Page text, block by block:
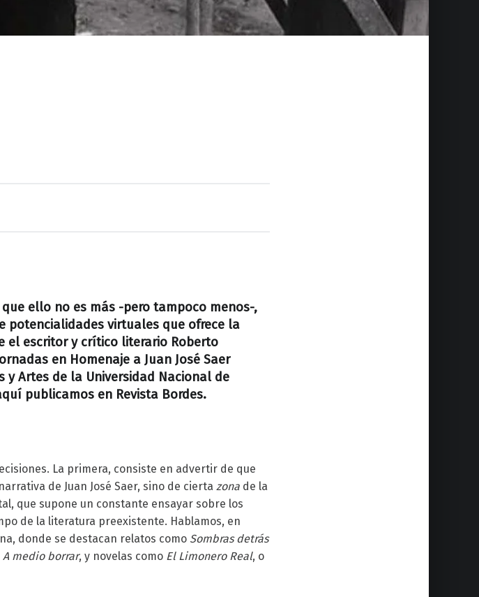
que ello no es más -pero tampoco menos-,
potencialidades virtuales que ofrece la
el escritor y crítico literario Roberto
en Homenaje a Juan José Saer
y Artes de la Universidad Nacional de
publicamos en Revista Bordes.
La primera, consiste en advertir de que
de Juan José Saer, sino de cierta zona de la
que supone un constante ensayar sobre los
de la literatura preexistente. Hablamos, en
donde se destacan relatos como Sombras detrás
A medio borrar, y novelas como El Limonero Real, o